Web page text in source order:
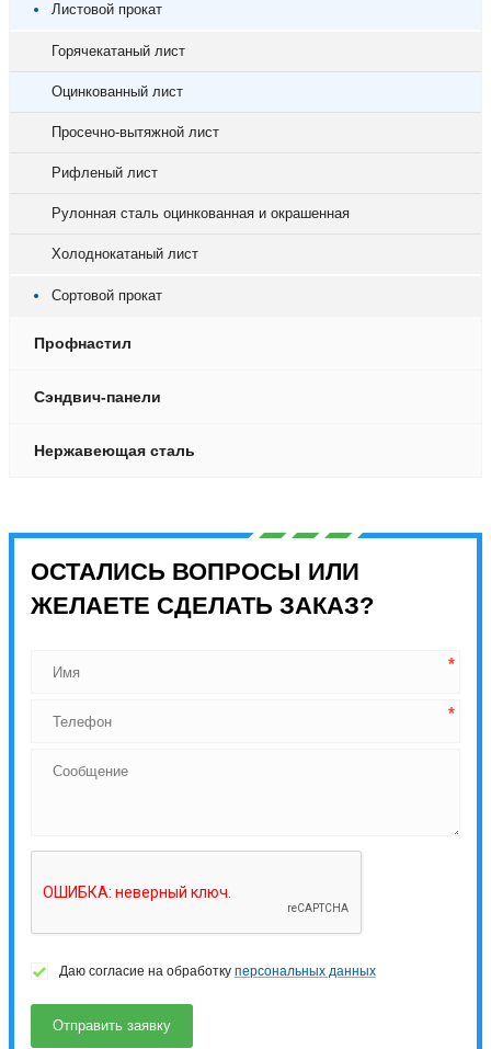
Листовой прокат
Горячекатаный лист
Оцинкованный лист
Просечно-вытяжной лист
Рифленый лист
Рулонная сталь оцинкованная и окрашенная
Холоднокатаный лист
Сортовой прокат
Профнастил
Сэндвич-панели
Нержавеющая сталь
ОСТАЛИСЬ ВОПРОСЫ ИЛИ
ЖЕЛАЕТЕ СДЕЛАТЬ ЗАКАЗ?
Даю согласие на обработку персональных данных